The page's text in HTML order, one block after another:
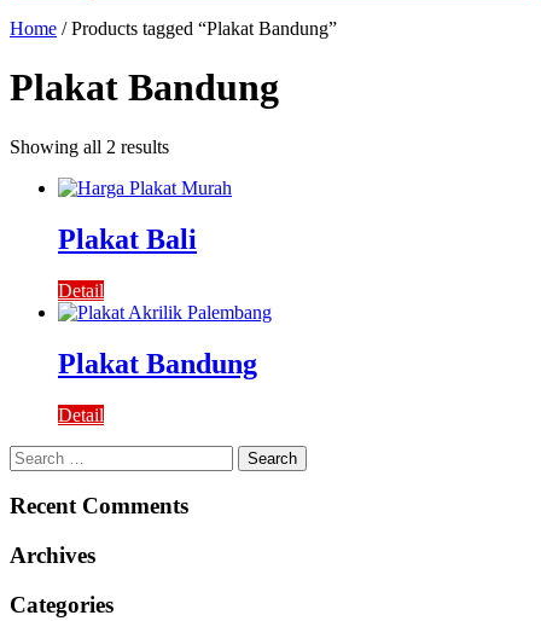
Home / Products tagged “Plakat Bandung”
Plakat Bandung
Showing all 2 results
Plakat Bali
Detail
Plakat Bandung
Detail
Search
for:
Recent Comments
Archives
Categories